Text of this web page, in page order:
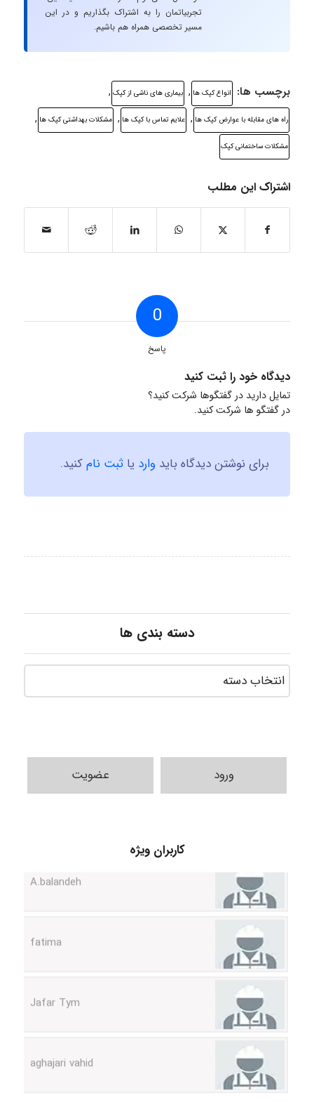
تجربیاتمان را به اشتراک بگذاریم و در این
مسیر تخصصی همراه هم باشیم.
برچسب ها: انواع کپک ها , بیماری های ناشی از کپک ,
راه های مقابله با عوارض کپک ها , علایم تماس با کپک ها , مشکلات بهداشتی کپک ها ,
مشکلات ساختمانی کپک
اشتراک این مطلب
0
پاسخ
دیدگاه خود را ثبت کنید
تمایل دارید در گفتگوها شرکت کنید؟
در گفتگو ها شرکت کنید.
برای نوشتن دیدگاه باید وارد یا ثبت نامکنید.
دسته بندی ها
ورود عضویت
کاربران ویژه